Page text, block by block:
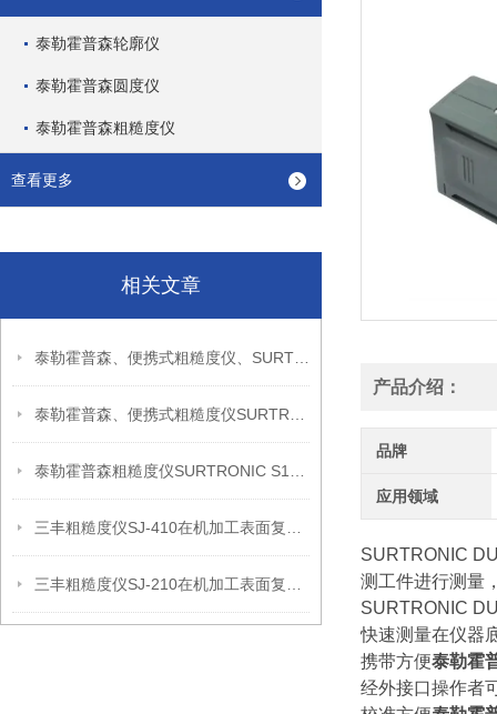
泰勒霍普森轮廓仪
泰勒霍普森圆度仪
泰勒霍普森粗糙度仪
查看更多
相关文章
产品介绍：
品牌
应用领域
SURTRONIC
测工件进行测量
SURTRONIC
快速测量在仪器
携带方便泰勒霍
经外接口操作者